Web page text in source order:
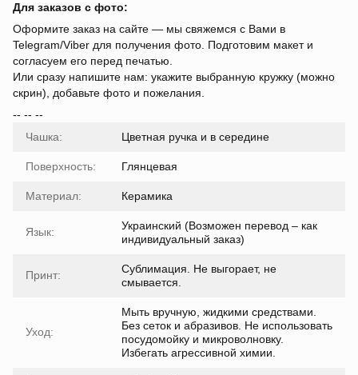
Для заказов с фото:
Оформите заказ на сайте — мы свяжемся с Вами в
Telegram/Viber для получения фото. Подготовим макет и
согласуем его перед печатью.
Или сразу напишите нам: укажите выбранную кружку (можно
скрин), добавьте фото и пожелания.
-- -- --
Чашка:
Цветная ручка и в середине
Поверхность: Глянцевая
Материал: Керамика
Язык:
Украинский (Возможен перевод – как
индивидуальный заказ)
Принт:
Сублимация. Не выгорает, не
смывается.
Уход:
Мыть вручную, жидкими средствами.
Без сеток и абразивов. Не использовать
посудомойку и микроволновку.
Избегать агрессивной химии.